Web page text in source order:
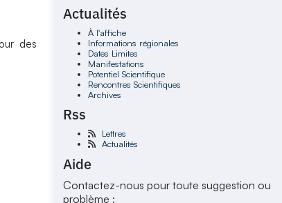
des
Actualités
À l'affiche
Informations régionales
Dates Limites
Manifestations
Potentiel Scientifique
Rencontres Scientifiques
Archives
Rss
Lettres
Actualités
Aide
Contactez-nous pour toute suggestion ou
problème :